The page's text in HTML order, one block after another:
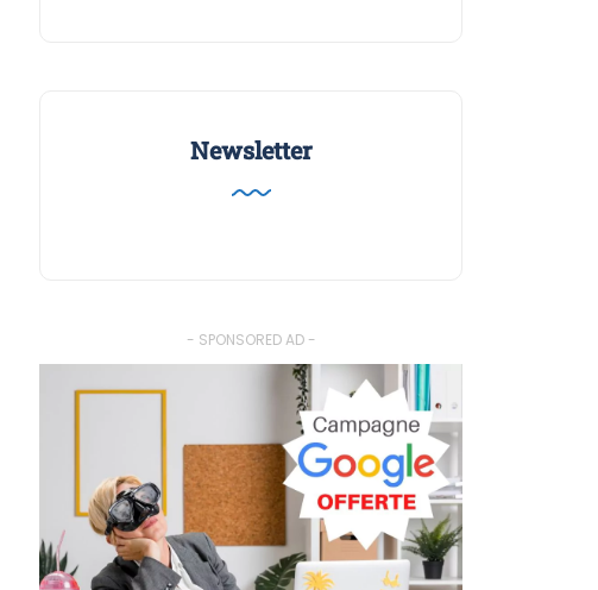
Newsletter
- SPONSORED AD -